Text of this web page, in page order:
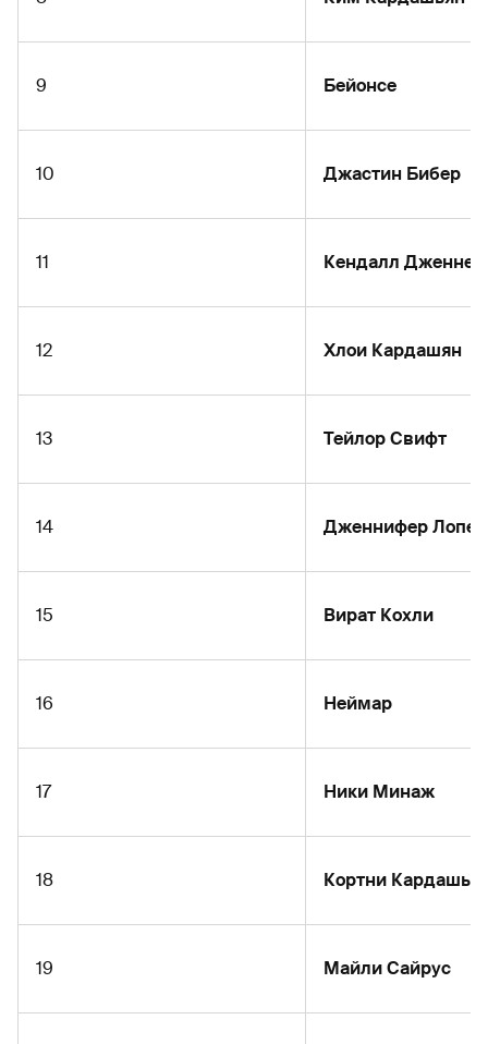
9 Бейонсе
10 Джастин Бибер
11 Кендалл Дженнер
12 Хлои Кардашян
13 Тейлор Свифт
14 Дженнифер Лопес
15 Вират Кохли
16 Неймар
17 Ники Минаж
18 Кортни
19 Майли Сайрус